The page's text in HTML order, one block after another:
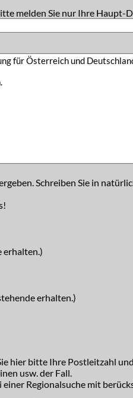
melden Sie nur Ihre
Schreiben Sie in
erhalten.)
erhalten.)
hier bitte Ihre Postleitzahl
usw. der Fall.
Regionalsuche mit